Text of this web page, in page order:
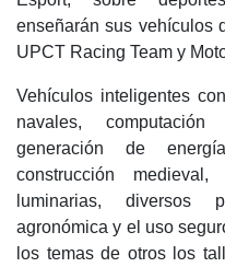
enseñarán sus vehículos
UPCT Racing Team y
Vehículos inteligentes
navales,
generación de
construcción
luminarias, diversos
agronómica y el uso
los temas de otros los